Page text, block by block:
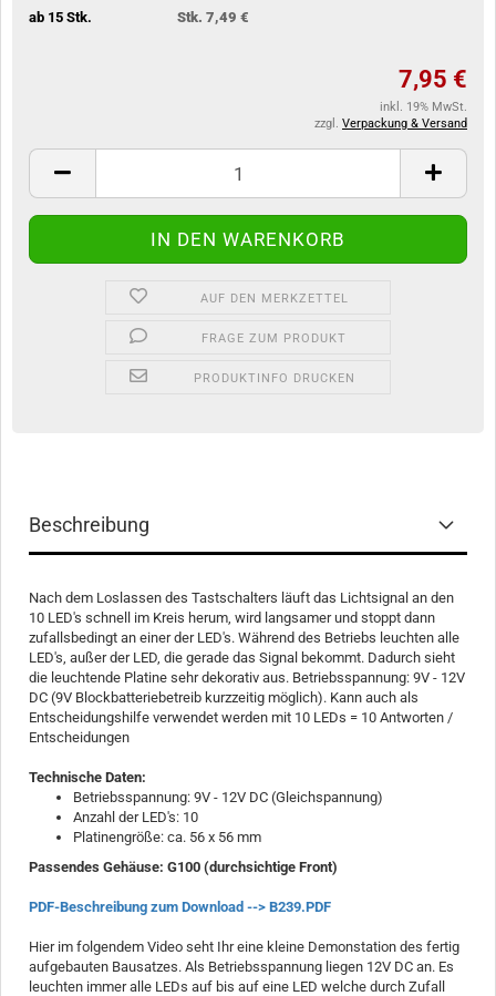
ab 15 Stk.
Stk. 7,49 €
7,95 €
inkl. 19% MwSt.
zzgl. Verpackung & Versand
AUF DEN MERKZETTEL
FRAGE ZUM PRODUKT
PRODUKTINFO DRUCKEN
Beschreibung
Nach dem Loslassen des Tastschalters läuft das Lichtsignal an den
10 LED's schnell im Kreis herum, wird langsamer und stoppt dann
zufallsbedingt an einer der LED's. Während des Betriebs leuchten alle
LED's, außer der LED, die gerade das Signal bekommt. Dadurch sieht
die leuchtende Platine sehr dekorativ aus. Betriebsspannung: 9V - 12V
DC (9V Blockbatteriebetreib kurzzeitig möglich). Kann auch als
Entscheidungshilfe verwendet werden mit 10 LEDs = 10 Antworten /
Entscheidungen
Technische Daten:
Betriebsspannung: 9V - 12V DC (Gleichspannung)
Anzahl der LED's: 10
Platinengröße: ca. 56 x 56 mm
Passendes Gehäuse: G100 (durchsichtige Front)
PDF-Beschreibung zum Download --> B239.PDF
Hier im folgendem Video seht Ihr eine kleine Demonstation des fertig
aufgebauten Bausatzes. Als Betriebsspannung liegen 12V DC an. Es
leuchten immer alle LEDs auf bis auf eine LED welche durch Zufall